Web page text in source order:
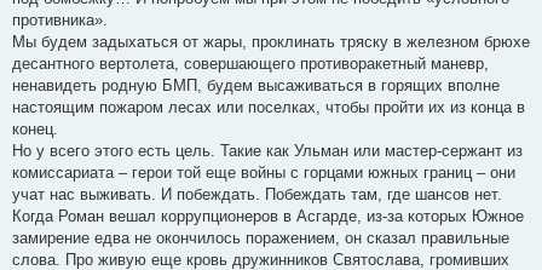
противника».
Мы будем задыхаться от жары, проклинать тряску в железном брюхе
десантного вертолета, совершающего противоракетный маневр,
ненавидеть родную БМП, будем высаживаться в горящих вполне
настоящим пожаром лесах или поселках, чтобы пройти их из конца в
конец.
Но у всего этого есть цель. Такие как Ульман или мастер-сержант из
комиссариата – герои той еще войны с горцами южных границ – они
учат нас выживать. И побеждать. Побеждать там, где шансов нет.
Когда Роман вешал коррупционеров в Асгарде, из-за которых Южное
замирение едва не окончилось поражением, он сказал правильные
слова. Про живую еще кровь дружинников Святослава, громивших